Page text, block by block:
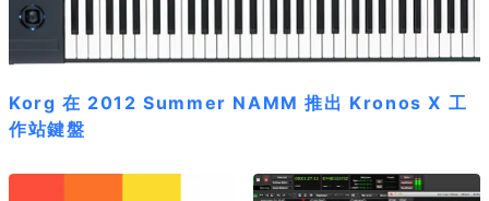
Korg 在 2012 Summer NAMM 推出 Kronos X 工
作站鍵盤